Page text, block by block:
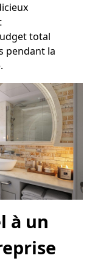
total
pendant la
à un